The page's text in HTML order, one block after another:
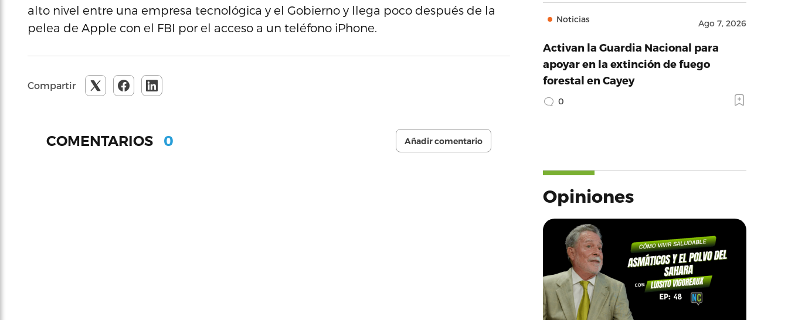
alto nivel entre una empresa tecnológica y el Gobierno y llega poco después de la
pelea de Apple con el FBI por el acceso a un teléfono iPhone.
Compartir
COMENTARIOS 0 Añadir comentario
Noticias Ago 7, 2026
Activan la Guardia Nacional para
apoyar en la extinción de fuego
forestal en Cayey
0
Opiniones